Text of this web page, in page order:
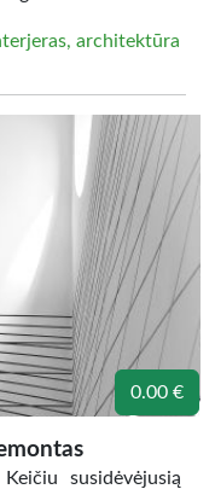
architektūra
0.00 €
susidėvėjusią